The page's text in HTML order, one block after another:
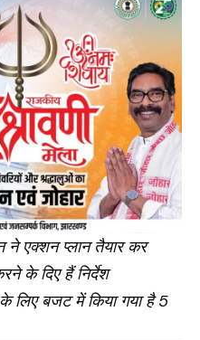
ने एक्शन प्लान तैयार कर
के दिए हैं निर्देश
लिए बजट में किया गया है 5